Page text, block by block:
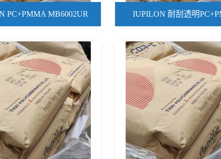
PC+PMMA MB6002UR IUPILON 耐刮透明